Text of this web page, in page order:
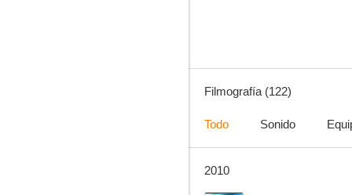
Filmografía (122)
Todo Sonido
2010